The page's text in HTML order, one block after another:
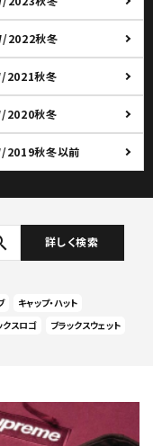
2022秋冬
2021秋冬
2020秋冬
2019秋冬以前
詳しく検索
キャップ・ハット
クスロゴ ブラックスウェット